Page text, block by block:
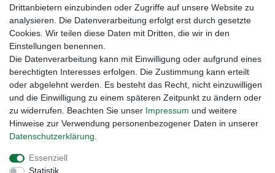
Widerrufs­recht
Drittanbietern einzubinden oder Zugriffe auf unsere Website zu
analysieren. Die Datenverarbeitung erfolgt erst durch gesetzte
Cookies. Wir teilen diese Daten mit Dritten, die wir in den
Einstellungen benennen.
Die Datenverarbeitung kann mit Einwilligung oder aufgrund eines
berechtigten Interesses erfolgen. Die Zustimmung kann erteilt
oder abgelehnt werden. Es besteht das Recht, nicht einzuwilligen
und die Einwilligung zu einem späteren Zeitpunkt zu ändern oder
zu widerrufen. Beachten Sie unser Impressum und weitere
Hinweise zur Verwendung personenbezogener Daten in unserer
Daten­schutz­erklärung
Essenziell
Statistik